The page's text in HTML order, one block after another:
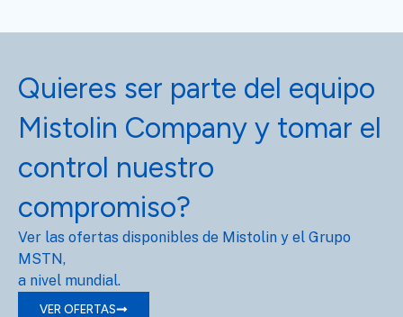
Quieres ser parte del equipo
Mistolin Company y tomar el
control nuestro
compromiso?
Ver las ofertas disponibles de Mistolin y el Grupo
MSTN,
a nivel mundial.
VER OFERTAS